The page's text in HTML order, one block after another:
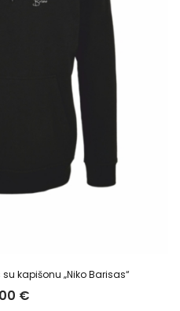
kapišonu „Niko Barisas“
€